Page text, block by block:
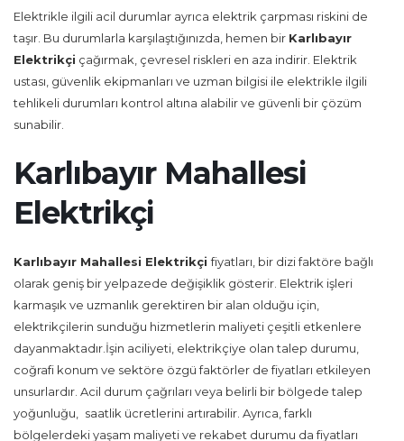
Elektrikle ilgili acil durumlar ayrıca elektrik çarpması riskini de
taşır. Bu durumlarla karşılaştığınızda, hemen bir Karlıbayır
Elektrikçi çağırmak, çevresel riskleri en aza indirir. Elektrik
ustası, güvenlik ekipmanları ve uzman bilgisi ile elektrikle ilgili
tehlikeli durumları kontrol altına alabilir ve güvenli bir çözüm
sunabilir.
Karlıbayır Mahallesi
Elektrikçi
Karlıbayır Mahallesi Elektrikçifiyatları, bir dizi faktöre bağlı
olarak geniş bir yelpazede değişiklik gösterir. Elektrik işleri
karmaşık ve uzmanlık gerektiren bir alan olduğu için,
elektrikçilerin sunduğu hizmetlerin maliyeti çeşitli etkenlere
dayanmaktadır.İşin aciliyeti, elektrikçiye olan talep durumu,
coğrafi konum ve sektöre özgü faktörler de fiyatları etkileyen
unsurlardır. Acil durum çağrıları veya belirli bir bölgede talep
yoğunluğu,
saatlik ücretlerini artırabilir. Ayrıca, farklı
bölgelerdeki yaşam maliyeti ve rekabet durumu da fiyatları